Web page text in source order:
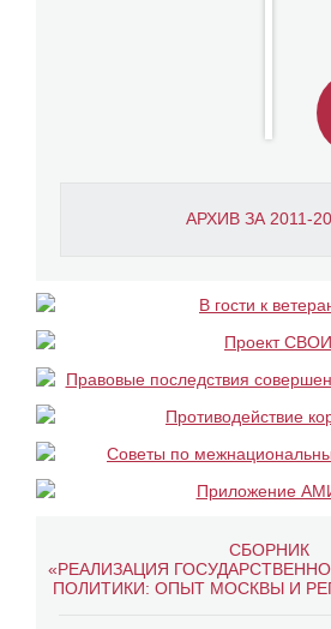
АРХИВ ЗА 2011-
СБОРНИК
«РЕАЛИЗАЦИЯ
ПОЛИТИКИ: ОПЫТ МОСКВЫ И